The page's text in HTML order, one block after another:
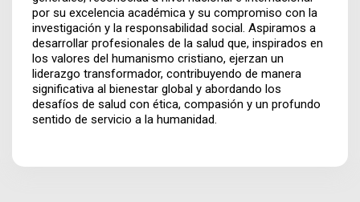
por su excelencia académica y su compromiso con la
investigación y la responsabilidad social. Aspiramos a
desarrollar profesionales de la salud que, inspirados en
los valores del humanismo cristiano, ejerzan un
liderazgo transformador, contribuyendo de manera
significativa al bienestar global y abordando los
desafíos de salud con ética, compasión y un profundo
sentido de servicio a la humanidad.